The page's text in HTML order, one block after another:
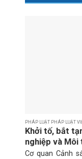
PHÁP LUẬT PHÁP LUẬT
Khởi tố, bắt
nghiệp và Môi
Cơ quan Cảnh